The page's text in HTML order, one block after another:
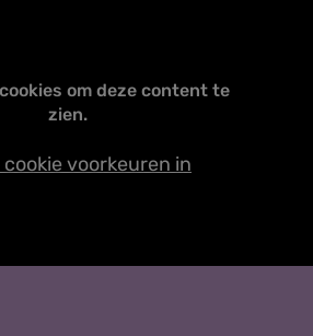
om deze content te
zien.
cookie voorkeuren in